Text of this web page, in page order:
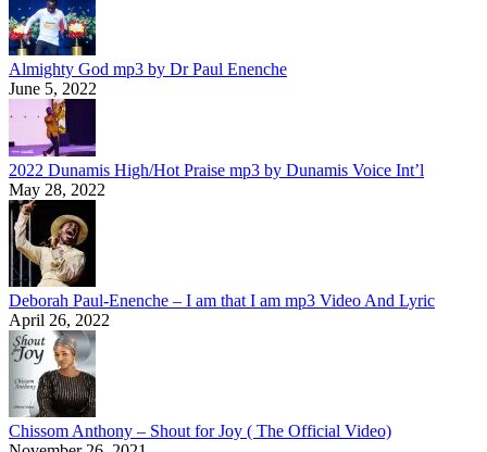
Almighty God mp3 by Dr Paul Enenche
June 5, 2022
2022 Dunamis High/Hot Praise mp3 by Dunamis Voice Int’l
May 28, 2022
Deborah Paul-Enenche – I am that I am mp3 Video And Lyric
April 26, 2022
Chissom Anthony – Shout for Joy ( The Official Video)